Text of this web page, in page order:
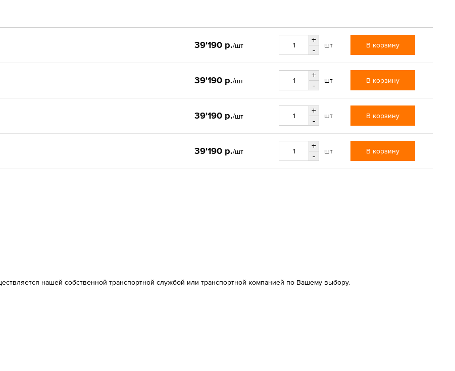
39'190 р./шт
+
-
шт В корзину
39'190 р./шт
+
-
шт В корзину
39'190 р./шт
+
-
шт В корзину
39'190 р./шт
+
-
шт В корзину
нашей собственной транспортной службой или транспортной компанией по Вашему выбору.